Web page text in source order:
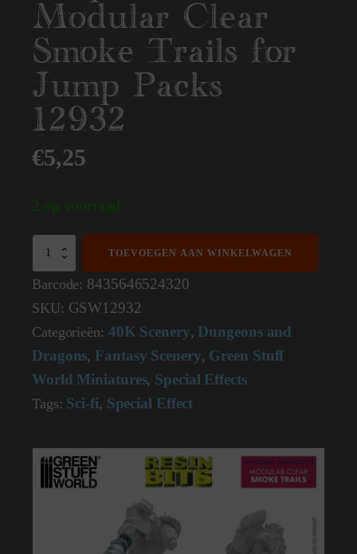
Modular Clear
Smoke Trails for
Jump Packs
12932
€5,25
2 op voorraad
set
Modular
Smoke
Trails
Jump
Packs
12932
TOEVOEGEN AAN WINKELWAGEN
Barcode: 8435646524320
SKU: GSW12932
Categorieën: 40K Scenery, Dungeons and
Dragons, Fantasy Scenery, Green Stuff
World Miniatures, Special Effects
Tags: Sci-fi, Special Effect